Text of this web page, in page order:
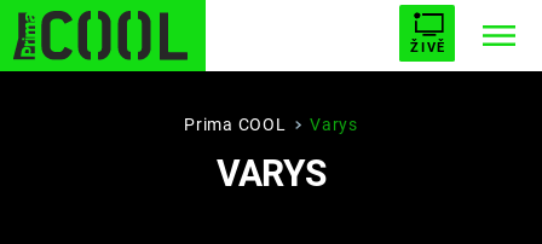
ŽIVĚ
BUFFY, PŘEMOŽITELKA UPÍRŮ
PLNEJ KOTEL AVENGERS 5
Prima COOL Varys
VARYS